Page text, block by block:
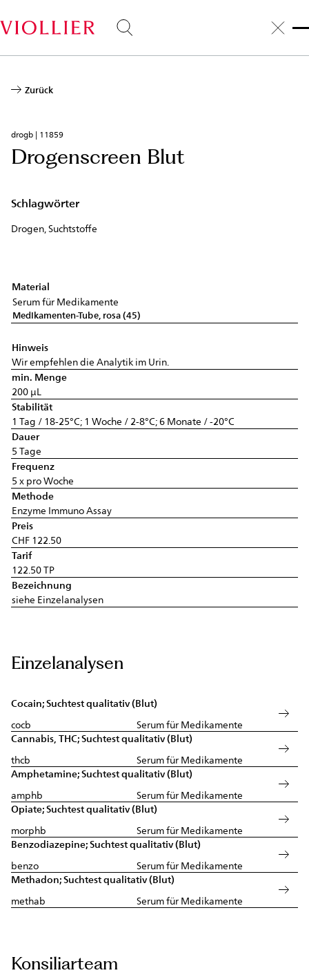
zum
Inhalt
Zurück
drogb | 11859
Drogenscreen Blut
Schlagwörter
Drogen, Suchtstoffe
Material
Serum für Medikamente
Medikamenten-Tube, rosa (45)
Hinweis
Wir empfehlen die Analytik im Urin.
min. Menge
200 µL
Stabilität
1 Tag / 18-25°C; 1 Woche / 2-8°C; 6 Monate / -20°C
Dauer
5 Tage
Frequenz
5 x pro Woche
Methode
Enzyme Immuno Assay
Preis
CHF 122.50
Tarif
122.50 TP
Bezeichnung
siehe Einzelanalysen
Einzelanalysen
Cocain; Suchtest qualitativ (Blut)
cocb
Serum für Medikamente
Cannabis, THC; Suchtest qualitativ (Blut)
thcb
Serum für Medikamente
Amphetamine; Suchtest qualitativ (Blut)
amphb
Serum für Medikamente
Opiate; Suchtest qualitativ (Blut)
morphb
Serum für Medikamente
Benzodiazepine; Suchtest qualitativ (Blut)
benzo
Serum für Medikamente
Methadon; Suchtest qualitativ (Blut)
methab
Serum für Medikamente
Konsiliarteam